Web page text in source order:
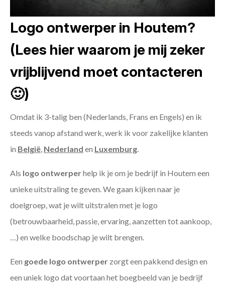
Logo ontwerper in Houtem?
(Lees hier waarom je mij zeker
vrijblijvend moet contacteren
🙂)
Omdat ik 3-talig ben (Nederlands, Frans en Engels) en ik
steeds vanop afstand werk, werk ik voor zakelijke klanten
in België, Nederland en Luxemburg.
Als logo ontwerperhelp ik je om je bedrijf in Houtem een
unieke uitstraling te geven. We gaan kijken naar je
doelgroep, wat je wilt uitstralen met je logo
(betrouwbaarheid, passie, ervaring, aanzetten tot aankoop,
…) en welke boodschap je wilt brengen.
Een goede logo ontwerper zorgt een pakkend design en
een uniek logo dat voortaan het boegbeeld van je bedrijf